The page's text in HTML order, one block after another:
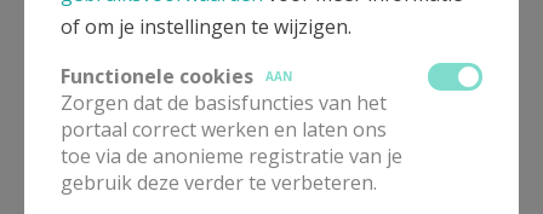
november ‘25 tot Kerstmis ‘25
Al wie deelneemt wordt verwacht op een
gezamenlijk startmoment (via ZOOM) dat
plaatsvindt op maandag 24 november om 20u.
Daar maak je ook de eerste afspraken met je
persoonlijke begeleider.
of om je instellingen te wijzigen.
Functionele cookies
AAN
Zorgen dat de basisfuncties van het
portaal correct werken en laten ons
toe via de anonieme registratie van je
gebruik deze verder te verbeteren.